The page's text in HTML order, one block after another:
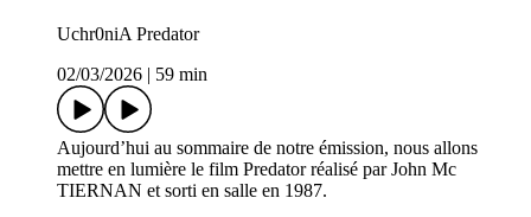
Uchr0niA Predator
02/03/2026
59 min
Aujourd’hui au sommaire de notre émission, nous allons
mettre en lumière le film Predator réalisé par John Mc
TIERNAN et sorti en salle en 1987.